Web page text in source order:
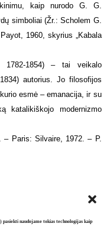
naudojame tokias technologijas kaip
kaip nurodo G. G.
simboliai (Žr.: Scholem G.
1960, skyrius „Kabala
1782-1854) – tai veikalo
autorius. Jo filosofijos
esmė – emanacija, ir su
katalikiškojo modernizmo
– Paris: Silvaire, 1972. – P.